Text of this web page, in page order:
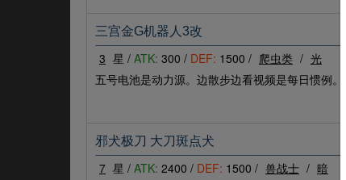
三宫金G机器人3改
3 星 / ATK: 300 / DEF: 1500 / 爬虫类 / 光
五号电池是动力源。边散步边看视频是每日惯例。
邪犬极刀 大刀斑点犬
7 星 / ATK: 2400 / DEF: 1500 / 兽战士 / 暗